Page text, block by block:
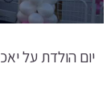
יום הולדת על